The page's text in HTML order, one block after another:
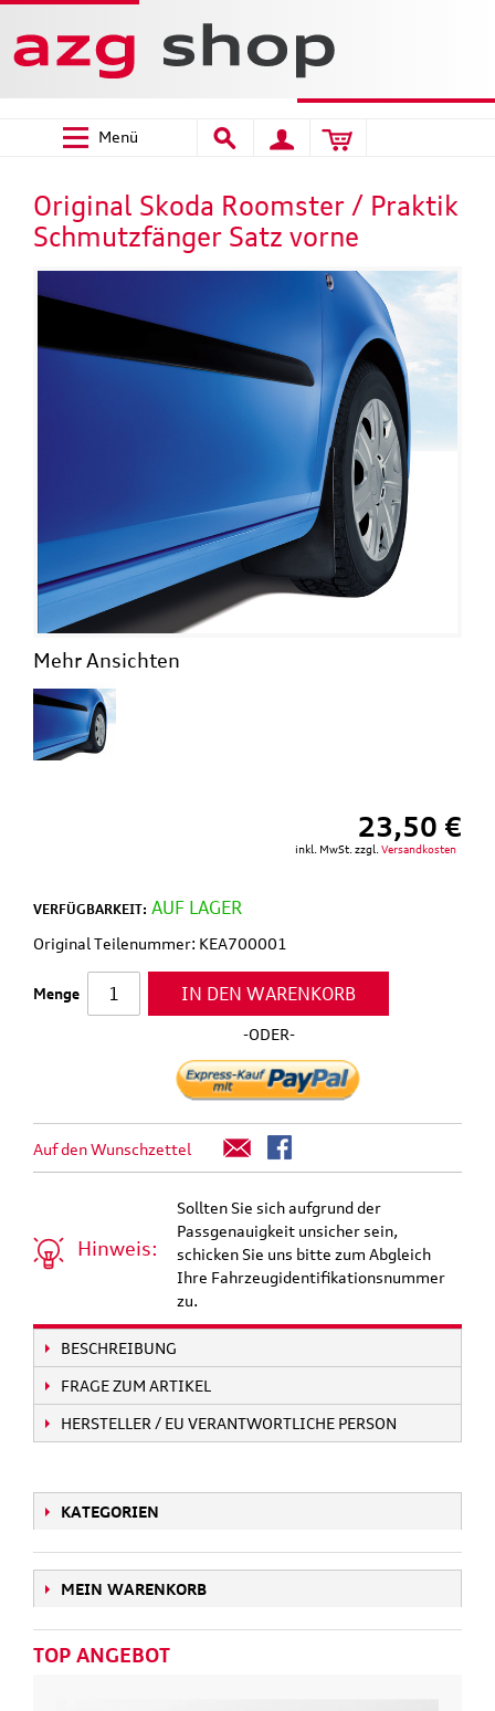
Menü
Original Skoda Roomster / Praktik
Schmutzfänger Satz vorne
Mehr Ansichten
23,50 €
inkl. MwSt. zzgl.Versandkosten
VERFÜGBARKEIT: AUF LAGER
Original Teilenummer: KEA700001
Menge IN DEN WARENKORB
-ODER-
Auf den Wunschzettel
Hinweis:
Sollten Sie sich aufgrund der
Passgenauigkeit unsicher sein,
schicken Sie uns bitte zum Abgleich
Ihre Fahrzeugidentifikationsnummer
zu.
BESCHREIBUNG
FRAGE ZUM ARTIKEL
HERSTELLER / EU VERANTWORTLICHE PERSON
KATEGORIEN
MEIN WARENKORB
TOP ANGEBOT